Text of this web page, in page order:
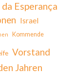
Esperança
Israel
Kommende
Vorstand
Jahren